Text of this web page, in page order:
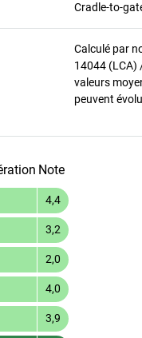
Cradle-to-
Calculé par
14044 (LCA)
valeurs
peuvent
Note
4,4
3,2
2,0
4,0
3,9